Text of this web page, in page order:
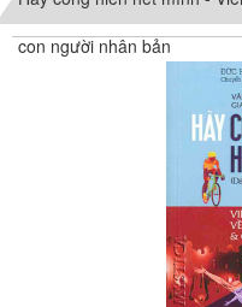
con người nhân bản